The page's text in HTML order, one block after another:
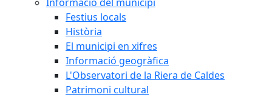
Festius locals
Història
El municipi en xifres
Informació geogràfica
L'Observatori de la Riera de Caldes
Patrimoni cultural